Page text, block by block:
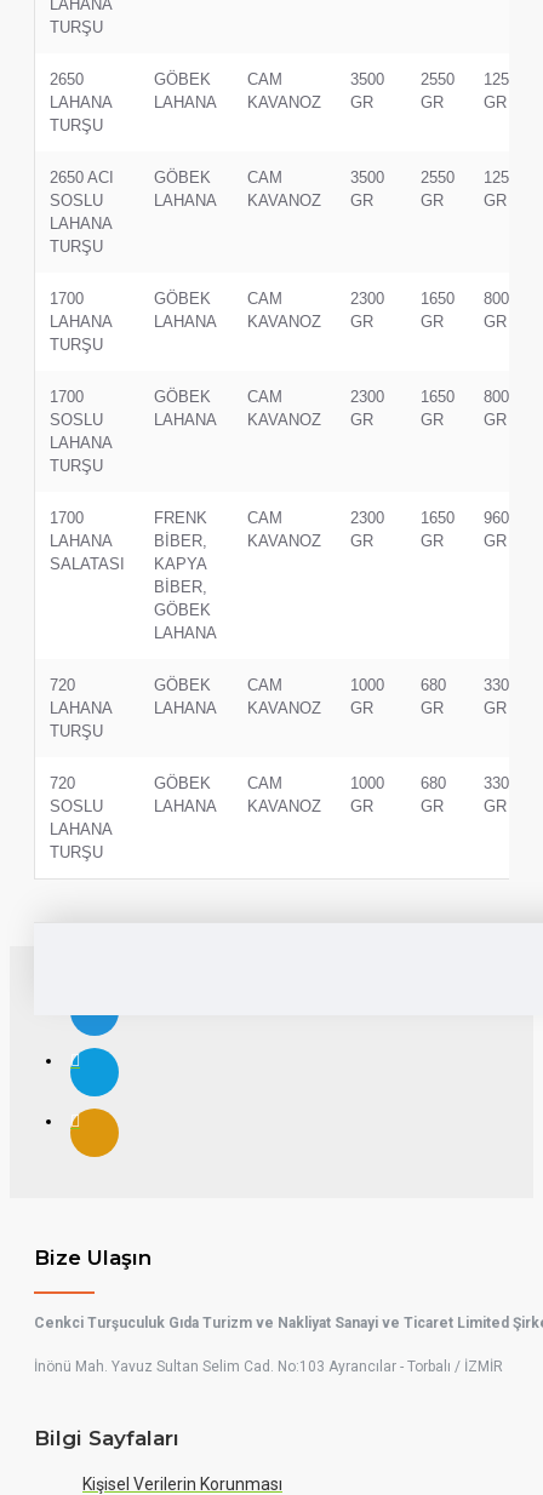
LAHANA
TURŞU
2650
LAHANA
TURŞU
GÖBEK
LAHANA
CAM
KAVANOZ
3500
GR
2550
GR
1250
GR
2650 ACI
SOSLU
LAHANA
TURŞU
GÖBEK
LAHANA
CAM
KAVANOZ
3500
GR
2550
GR
1250
GR
1700
LAHANA
TURŞU
GÖBEK
LAHANA
CAM
KAVANOZ
2300
GR
1650
GR
800
GR
1700
SOSLU
LAHANA
TURŞU
GÖBEK
LAHANA
CAM
KAVANOZ
2300
GR
1650
GR
800
GR
1700
LAHANA
SALATASI
FRENK
BİBER,
KAPYA
BİBER,
GÖBEK
LAHANA
CAM
KAVANOZ
2300
GR
1650
GR
960
GR
720
LAHANA
TURŞU
GÖBEK
LAHANA
CAM
KAVANOZ
1000
GR
680
GR
330
GR
720
SOSLU
LAHANA
TURŞU
GÖBEK
LAHANA
CAM
KAVANOZ
1000
GR
680
GR
330
GR
Bize Ulaşın
Cenkci Turşuculuk Gıda Turizm ve Nakliyat Sanayi ve Ticaret Limited
İnönü Mah. Yavuz Sultan Selim Cad. No:103 Ayrancılar - Torbalı / İZMİR
Bilgi Sayfaları
Kişisel Verilerin Korunması